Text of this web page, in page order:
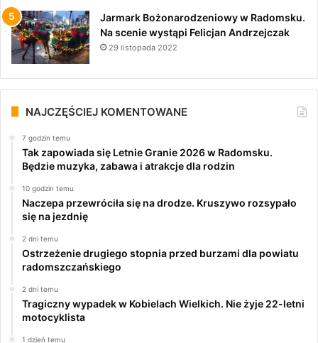
Jarmark Bożonarodzeniowy w Radomsku.
Na scenie wystąpi Felicjan Andrzejczak
29 listopada 2022
NAJCZĘŚCIEJ KOMENTOWANE
7 godzin temu
Tak zapowiada się Letnie Granie 2026 w Radomsku.
Będzie muzyka, zabawa i atrakcje dla rodzin
10 godzin temu
Naczepa przewróciła się na drodze. Kruszywo rozsypało
się na jezdnię
2 dni temu
Ostrzeżenie drugiego stopnia przed burzami dla powiatu
radomszczańskiego
2 dni temu
Tragiczny wypadek w Kobielach Wielkich. Nie żyje 22-letni
motocyklista
1 dzień temu